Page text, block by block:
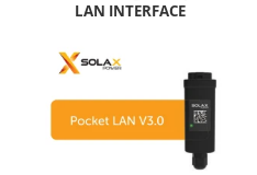
LAN INTERFACE